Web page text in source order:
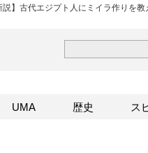
説】古代エジプト人にミイラ作りを
はこちら
UMA 歴史 ス